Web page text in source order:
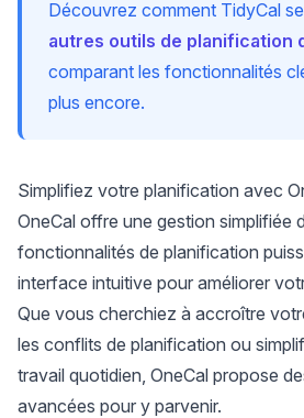
Découvrez comment TidyCal
autres outils de planification
comparant les fonctionnalités
plus encore.
Simplifiez votre planification avec
OneCal offre une gestion simplifiée
fonctionnalités de planification
interface intuitive pour améliorer
Que vous cherchiez à accroître
les conflits de planification ou
travail quotidien, OneCal propose
avancées pour y parvenir.